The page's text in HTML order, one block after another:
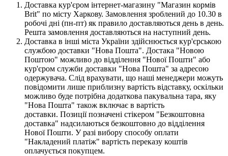
Доставка кур'єром інтернет-магазину "Магазин кормів
Brit" по місту Харкову. Замовлення зроблений до 10.30 в
робочі дні (пн-пт) як правило доставляються день в день.
Решта замовлення доставляються на наступний день.
Доставка в інші міста України здійснюється кур'єрською
службою доставки "Нова Пошта". Достака "Новою
Поштою" можливо до відділення "Нової Пошти" або
кур'єром служби доставки "Нова Пошта" за адресою
одержувача. Слід врахувати, що наші менеджери можуть
повідомити лише приблизну вартість відставку, оскільки
можливо буде потрібна додаткова пакувальна тара, яку
"Нова Пошта" також включає в вартість
доставки. Позиції позначені стікером "Безкоштовна
доставка" надсилаються безкоштовно до відділення
Нової Пошти. У разі вибору способу оплати
"Накладений платіж" вартість переказу коштів
оплачується покупцем.